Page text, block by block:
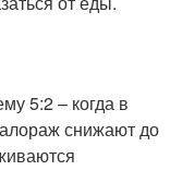
5:2 – когда в
снижают до